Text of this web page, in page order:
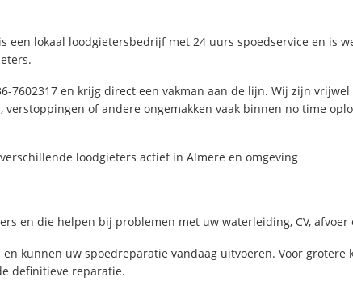
een lokaal loodgietersbedrijf met 24 uurs spoedservice en is
7602317 en krijg direct een vakman aan de lijn. Wij zijn
of andere ongemakken vaak binnen no time
loodgieters actief in Almere en omgeving
en die helpen bij problemen met uw waterleiding, CV, afvoer
kunnen uw spoedreparatie vandaag uitvoeren. Voor grotere
definitieve reparatie.